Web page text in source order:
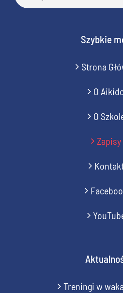
Szybkie
Strona
O
O
Zapisy
Treningi w